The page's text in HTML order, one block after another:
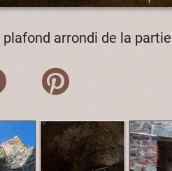
arrondi de la